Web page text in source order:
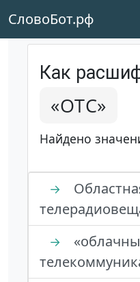
СловоБот.рф
Как
«ОТС»
Найдено
→
→